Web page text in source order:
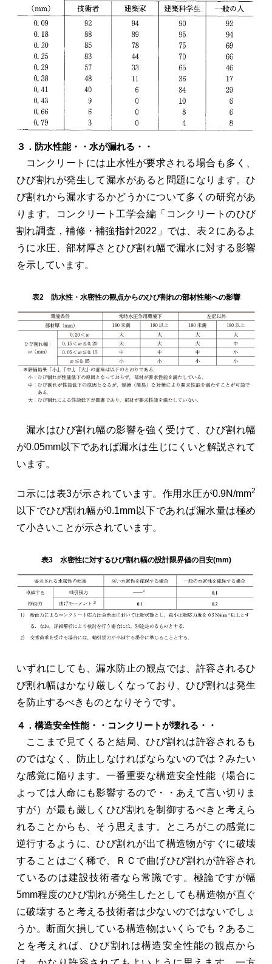
３．防水性能・・水が漏れる・・
コンクリートには止水性が要求される場合も多く、
ひび割れが発生して漏水があると問題になります。ひ
び割れから漏水するかどうかについて多くの研究があ
ります。コンクリート工学会編「コンクリートのひび
割れ調査，補修・補強指針2022」では、表２にあるよ
うに水圧、部材厚さとひび割れ幅で漏水に対する影響
を示しています。
表2 防水性・水密性の観点からのひび割れの部材性能への影響
漏水はひび割れ幅の影響を強く受けて、ひび割れ幅
が0.05mm以下であれば漏水は生じにくいと解説されて
います。
コ示には表3が示されています。作用水圧が0.9N/mm2
以下でひび割れ幅が0.1mm以下であれば漏水量は極め
て小さいことが示されています。
表3 水密性に対するひび割れ幅の設計限界値の目安(mm)
いずれにしても、漏水防止の観点では、許容されるひ
び割れ幅はかなり厳しくなっており、ひび割れは発生
を防止するべきものとなりそうです。
４．構造安全性能・・コンクリートが壊れる・・
ここまで見てくると結局、ひび割れは許容されるも
のではなく、防止しなければならないのでは？みたい
な感覚に陥ります。一番重要な構造安全性能（場合に
よっては人命にも影響するので・・あえて言い切りま
すが）が最も厳しくひび割れを制御するべきと考えら
れることからも、そう思えます。ところがこの感覚に
逆行するように、ひび割れが出て構造物がすぐに破壊
することはごく稀で、ＲＣで曲げひび割れが許容され
ているのは建設技術者なら常識です。極論ですが幅
5mm程度のひび割れが発生したとしても構造物が直ぐ
に破壊すると考える技術者は少ないのではないでしょ
うか。断面欠損している構造物はいくらでも？あるこ
とを考えれば、ひび割れは構造安全性能の観点から